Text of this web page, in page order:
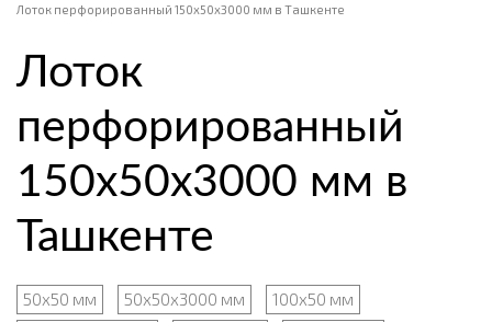
Лоток перфорированный 150х50х3000 мм в Ташкенте
Лоток
перфорированный
150х50х3000 мм в
Ташкенте
50х50 мм 50х50х3000 мм
100х50 мм